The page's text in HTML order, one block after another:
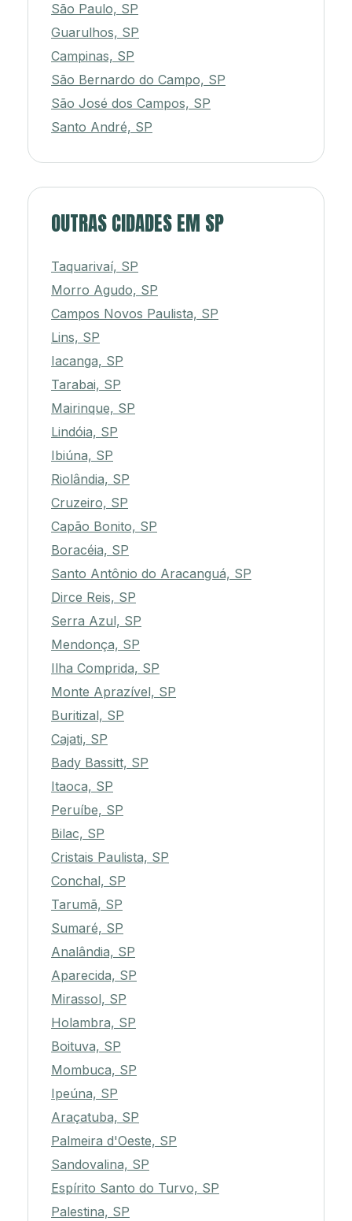
São Paulo, SP
Guarulhos, SP
Campinas, SP
São Bernardo do Campo, SP
São José dos Campos, SP
Santo André, SP
OUTRAS CIDADES EM SP
Taquarivaí, SP
Morro Agudo, SP
Campos Novos Paulista, SP
Lins, SP
Iacanga, SP
Tarabai, SP
Mairinque, SP
Lindóia, SP
Ibiúna, SP
Riolândia, SP
Cruzeiro, SP
Capão Bonito, SP
Boracéia, SP
Santo Antônio do Aracanguá, SP
Dirce Reis, SP
Serra Azul, SP
Mendonça, SP
Ilha Comprida, SP
Monte Aprazível, SP
Buritizal, SP
Cajati, SP
Bady Bassitt, SP
Itaoca, SP
Peruíbe, SP
Bilac, SP
Cristais Paulista, SP
Conchal, SP
Tarumã, SP
Sumaré, SP
Analândia, SP
Aparecida, SP
Mirassol, SP
Holambra, SP
Boituva, SP
Mombuca, SP
Ipeúna, SP
Araçatuba, SP
Palmeira d'Oeste, SP
Sandovalina, SP
Espírito Santo do Turvo, SP
Palestina, SP